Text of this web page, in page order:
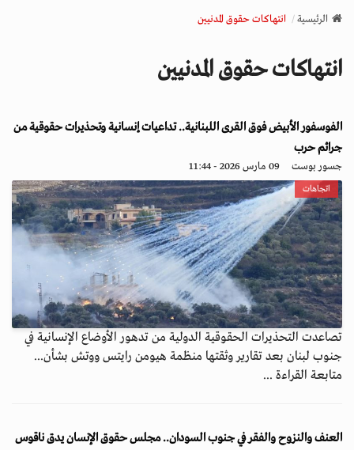
v
a
o
n
الرئيسية انتهاكات حقوق المدنيين
انتهاكات حقوق المدنيين
الفوسفور الأبيض فوق القرى اللبنانية.. تداعيات إنسانية وتحذيرات حقوقية من
جرائم حرب
جسور بوست 09 مارس 2026 - 11:44
اتجاهات
تصاعدت التحذيرات الحقوقية الدولية من تدهور الأوضاع الإنسانية في
جنوب لبنان بعد تقارير وثقتها منظمة هيومن رايتس ووتش بشأن...
متابعة القراءة ...
العنف والنزوح والفقر في جنوب السودان.. مجلس حقوق الإنسان يدق ناقوس